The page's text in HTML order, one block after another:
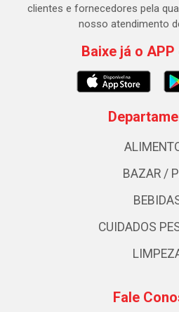
clientes e fornecedores pela
nosso atendimento
Baixe já o
BAZAR /
CUIDADOS
Fale